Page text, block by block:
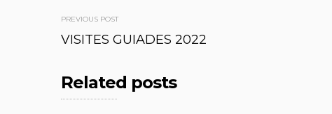
Post
navigation
PREVIOUS POST
VISITES GUIADES 2022
Related posts